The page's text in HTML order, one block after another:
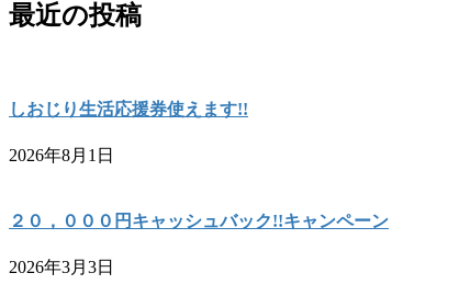
最近の投稿
しおじり生活応援券使えます!!
2026年8月1日
２０，０００円キャッシュバック!!キャンペーン
2026年3月3日